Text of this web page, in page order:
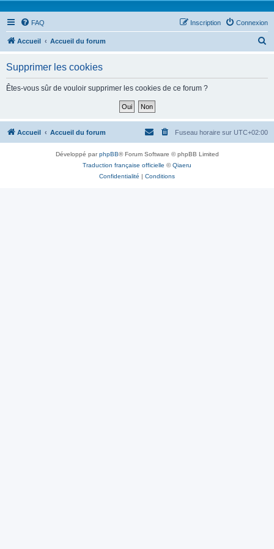
FAQ Connexion
Inscription
Accueil Accueil du forum
h
Supprimer les cookies
Êtes-vous sûr de vouloir supprimer les cookies de ce forum ?
Accueil Accueil du forum Fuseau horaire sur UTC+02:00
Développé parphpBB® Forum Software © phpBB Limited
Traduction française officielle ©Qiaeru
Confidentialité | Conditions